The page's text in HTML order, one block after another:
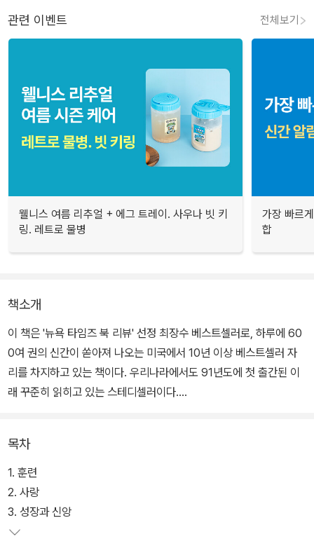
관련 이벤트 전체보기
웰니스 여름 리추얼 + 에그 트레이. 사우나 빗 키
링. 레트로 물병
가장 빠르
합
책소개
이 책은 '뉴욕 타임즈 북 리뷰' 선정 최장수 베스트셀러로, 하루에 60
0여 권의 신간이 쏟아져 나오는 미국에서 10년 이상 베스트셀러 자
리를 차지하고 있는 책이다. 우리나라에서도 91년도에 첫 출간된 이
래 꾸준히 읽히고 있는 스테디셀러이다.
시한다. 사랑과 종교가 인간의 삶에 미치는 영향을 매우 중요하게 생
각하며, '사랑'이란 다른 사람의 정신적 성장을 도와줄 목적으로 자기
자신의 경계를 확대해 나가려는 시도라고 정의한다.
또한 그는 '무의식'이 우리의 고통과 어떤 관계가 있는지에 대해 새로
목차
1. 훈련
2. 사랑
3. 성장과 신앙